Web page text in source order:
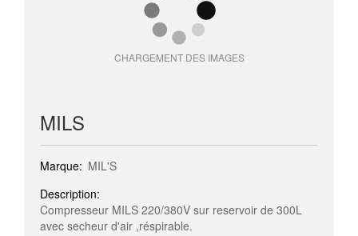
CHARGEMENT DES IMAGES
MILS
Marque: MIL'S
Description:
Compresseur MILS 220/380V sur reservoir de 300L
avec secheur d'air ,réspirable.